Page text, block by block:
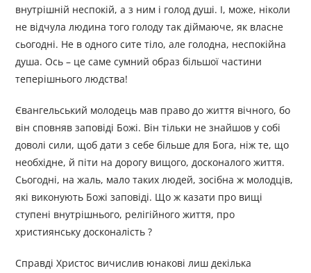
внутрішній неспокій, а з ним і голод душі. І, може, ніколи
не відчула людина того голоду так діймаюче, як власне
сьогодні. Не в одного сите тіло, але голодна, неспокійна
душа. Ось – це саме сумний образ більшої частини
теперішнього людства!
Євангельський молодець мав право до життя вічного, бо
він сповняв заповіді Божі. Він тільки не знайшов у собі
доволі сили, щоб дати з себе більше для Бога, ніж те, що
необхідне, й піти на дорогу вищого, досконалого життя.
Сьогодні, на жаль, мало таких людей, зосібна ж молодців,
які виконують Божі заповіді. Що ж казати про вищі
ступені внутрішнього, релігійного життя, про
християнську досконалість ?
Справді Христос вичислив юнакові лиш декілька